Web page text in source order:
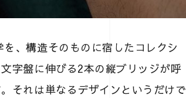
、構造そのものに宿したコレクシ
字盤に伸びる2本の縦ブリッジが呼
それは単なるデザインというだけで